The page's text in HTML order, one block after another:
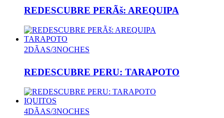
REDESCUBRE PERÃš: AREQUIPA
TARAPOTO
2DÃAS/3NOCHES
REDESCUBRE PERU: TARAPOTO
IQUITOS
4DÃAS/3NOCHES